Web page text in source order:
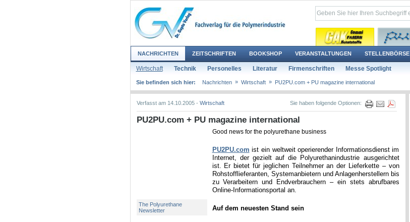
NACHRICHTEN ZEITSCHRIFTEN BOOKSHOP VERANSTALTUNGEN STELLENBÖRSE
Wirtschaft Technik Personelles Literatur Firmenschriften Messe Spotlight
Sie befinden sich hier: Nachrichten » Wirtschaft » PU2PU.com + PU magazine international
Verfasst am 14.10.2005 - Wirtschaft Sie haben folgende Optionen:
PU2PU.com + PU magazine international
The Polyurethane
Newsletter
Good news for the polyurethane business
PU2PU.com ist ein weltweit operierender Informationsdienst im
Internet, der gezielt auf die Polyurethanindustrie ausgerichtet
ist. Er bietet für jeglichen Teilnehmer an der Lieferkette – von
Rohstofflieferanten, Systemanbietern und Anlagenherstellern bis
zu Verarbeitern und Endverbrauchern – ein stets abrufbares
Online-Informationsportal an.
Auf dem neuesten Stand sein